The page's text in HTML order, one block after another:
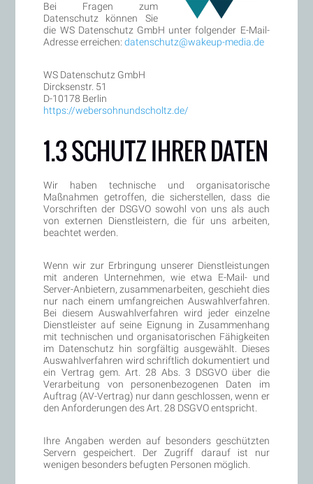
Bei Fragen zum
Datenschutz können Sie
die WS Datenschutz GmbH unter folgender E-Mail-
Adresse erreichen:datenschutz@wakeup-media.de
WS Datenschutz GmbH
Dircksenstr. 51
D-10178 Berlin
https://webersohnundscholtz.de/
1.3 SCHUTZ IHRER DATEN
Wir haben technische und organisatorische
Maßnahmen getroffen, die sicherstellen, dass die
Vorschriften der DSGVO sowohl von uns als auch
von externen Dienstleistern, die für uns arbeiten,
beachtet werden.
Wenn wir zur Erbringung unserer Dienstleistungen
mit anderen Unternehmen, wie etwa E-Mail- und
Server-Anbietern, zusammenarbeiten, geschieht dies
nur nach einem umfangreichen Auswahlverfahren.
Bei diesem Auswahlverfahren wird jeder einzelne
Dienstleister auf seine Eignung in Zusammenhang
mit technischen und organisatorischen Fähigkeiten
im Datenschutz hin sorgfältig ausgewählt. Dieses
Auswahlverfahren wird schriftlich dokumentiert und
ein Vertrag gem. Art. 28 Abs. 3 DSGVO über die
Verarbeitung von personenbezogenen Daten im
Auftrag (AV-Vertrag) nur dann geschlossen, wenn er
den Anforderungen des Art. 28 DSGVO entspricht.
Ihre Angaben werden auf besonders geschützten
Servern gespeichert. Der Zugriff darauf ist nur
wenigen besonders befugten Personen möglich.